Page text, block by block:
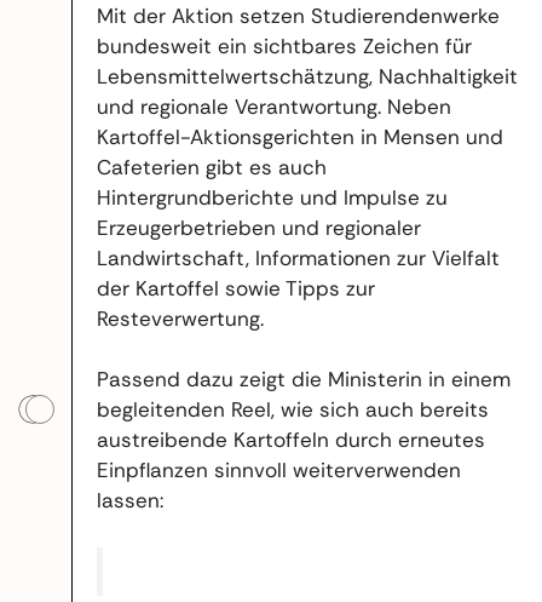
Mit der Aktion setzen Studierendenwerke
bundesweit ein sichtbares Zeichen für
Lebensmittelwertschätzung, Nachhaltigkeit
und regionale Verantwortung. Neben
Kartoffel-Aktionsgerichten in Mensen und
Cafeterien gibt es auch
Hintergrundberichte und Impulse zu
Erzeugerbetrieben und regionaler
Landwirtschaft, Informationen zur Vielfalt
der Kartoffel sowie Tipps zur
Resteverwertung.
Passend dazu zeigt die Ministerin in einem
begleitenden Reel, wie sich auch bereits
austreibende Kartoffeln durch erneutes
Einpflanzen sinnvoll weiterverwenden
lassen: